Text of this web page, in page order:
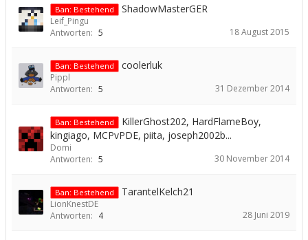
Ban: Bestehend ShadowMasterGER
Leif_Pingu
Antworten: 5 18 August 2015
Ban: Bestehend coolerluk
Pippl
Antworten: 5 31 Dezember 2014
Ban: Bestehend
KillerGhost202, HardFlameBoy,
kingiago, MCPvPDE, piita, joseph2002b...
Domi
Antworten: 5 30 November 2014
Ban: Bestehend TarantelKelch21
LionKnestDE
Antworten: 4 28 Juni 2019